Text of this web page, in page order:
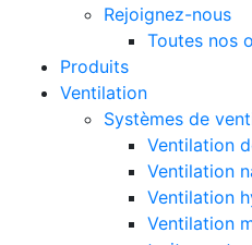
Rejoignez-nous
Toutes nos
Produits
Ventilation
Systèmes de
Ventilation
Ventilation
Ventilation
Ventilation